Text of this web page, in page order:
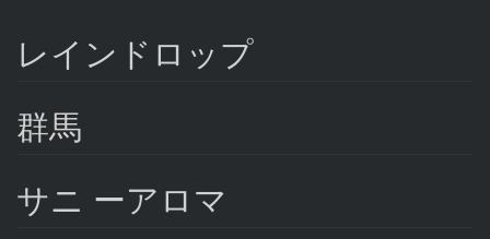
レインドロップ
群馬
サニ ーアロマ